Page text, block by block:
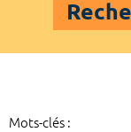
Mots-clés :